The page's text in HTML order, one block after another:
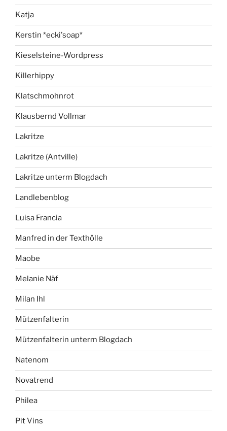
Katja
Kerstin *ecki'soap*
Kieselsteine-Wordpress
Killerhippy
Klatschmohnrot
Klausbernd Vollmar
Lakritze
Lakritze (Antville)
Lakritze unterm Blogdach
Landlebenblog
Luisa Francia
Manfred in der Texthölle
Maobe
Melanie Näf
Milan Ihl
Mützenfalterin
Mützenfalterin unterm Blogdach
Natenom
Novatrend
Philea
Pit Vins